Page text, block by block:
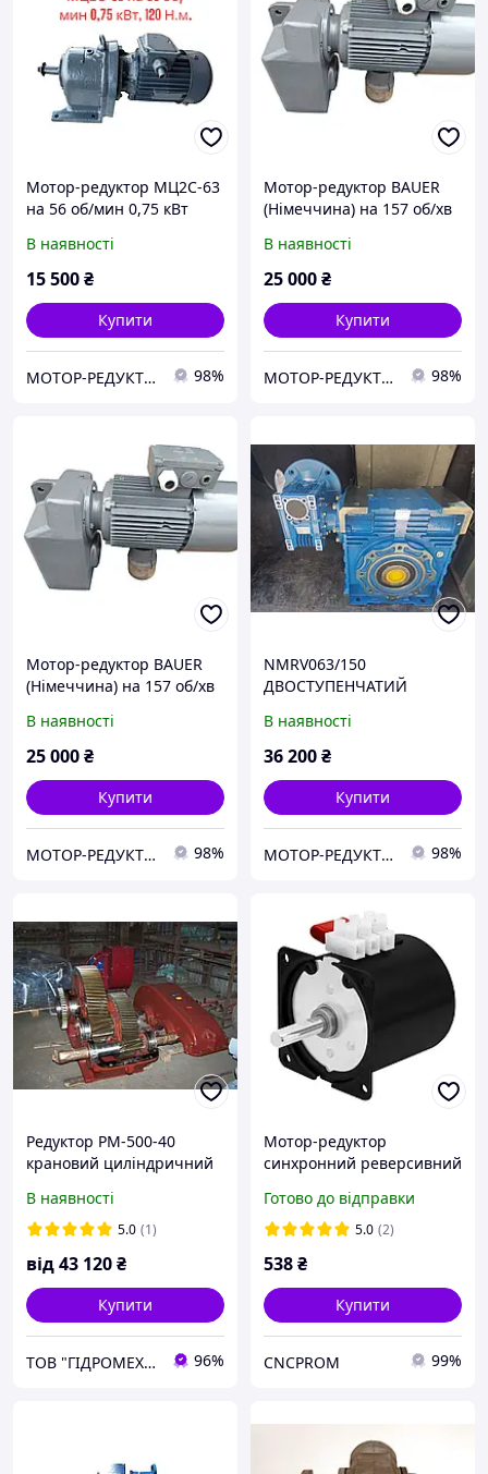
Мотор-редуктор МЦ2С-63
на 56 об/мин 0,75 кВт
В наявності
15 500₴
Купити
МОТОР-РЕДУКТОР-ПРОМ-КР- м.Кривий Ріг (Електродвигуни, редуктори, мотор-редуктори, запчастини) 98%
Мотор-редуктор BAUER
(Німеччина) на 157 об/хв
В наявності
25 000₴
Купити
МОТОР-РЕДУКТОР-ПРОМ-КР- м.Кривий Ріг (Електродвигуни, редуктори, мотор-редуктори, запчастини) 98%
Мотор-редуктор BAUER
(Німеччина) на 157 об/хв
В наявності
25 000₴
Купити
МОТОР-РЕДУКТОР-ПРОМ-КР- м.Кривий Ріг (Електродвигуни, редуктори, мотор-редуктори, запчастини) 98%
NMRV063/150
ДВОСТУПЕНЧАТИЙ
редуктор
В наявності
36 200₴
Купити
МОТОР-РЕДУКТОР-ПРОМ-КР- м.Кривий Ріг (Електродвигуни, редуктори, мотор-редуктори, запчастини) 98%
Редуктор РМ-500-40
крановий циліндричний
В наявності
5.0 (1)
від43 120₴
Купити
ТОВ "ГІДРОМЕХАНІКА" 96%
Мотор-редуктор
синхронний реверсивний
14 Вт, 15 об/хв, 1 Нм)
Готово до відправки
5.0 (2)
538₴
Купити
CNCPROM 99%